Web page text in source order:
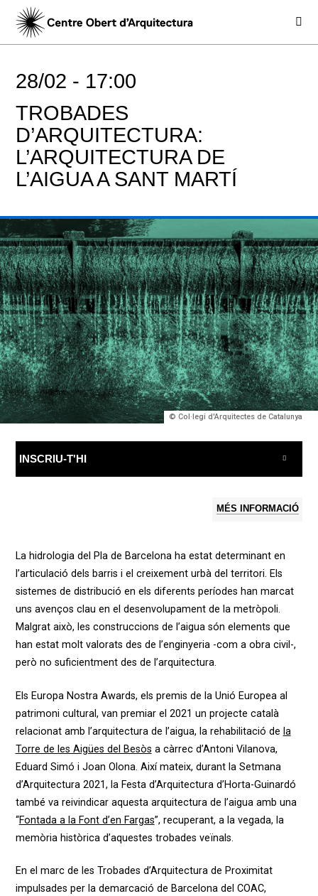
28/02 - 17:00
TROBADES
D’ARQUITECTURA:
L’ARQUITECTURA DE
L’AIGUA A SANT MARTÍ
© Col·legi d'Arquitectes de Catalunya
INSCRIU-T'HI
MÉS INFORMACIÓ
La hidrologia del Pla de Barcelona ha estat determinant en
l’articulació dels barris i el creixement urbà del territori. Els
sistemes de distribució en els diferents períodes han marcat
uns avenços clau en el desenvolupament de la metròpoli.
Malgrat això, les construccions de l’aigua són elements que
han estat molt valorats des de l’enginyeria -com a obra civil-,
però no suficientment des de l’arquitectura.
Els Europa Nostra Awards, els premis de la Unió Europea al
patrimoni cultural, van premiar el 2021 un projecte català
relacionat amb l’arquitectura de l’aigua, la rehabilitació de la
Torre de les Aigües del Besòs a càrrec d’Antoni Vilanova,
Eduard Simó i Joan Olona. Així mateix, durant la Setmana
d’Arquitectura 2021, la Festa d’Arquitectura d’Horta-Guinardó
també va reivindicar aquesta arquitectura de l’aigua amb una
“Fontada a la Font d’en Fargas”, recuperant, a la vegada, la
memòria històrica d’aquestes trobades veïnals.
En el marc de les Trobades d’Arquitectura de Proximitat
impulsades per la demarcació de Barcelona del COAC,